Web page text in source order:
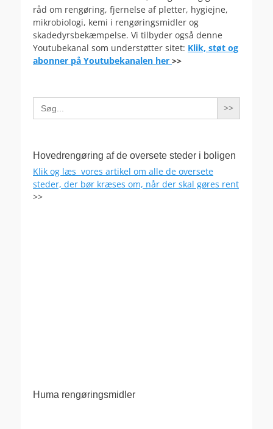
råd om rengøring, fjernelse af pletter, hygiejne,
mikrobiologi, kemi i rengøringsmidler og
skadedyrsbekæmpelse. Vi tilbyder også denne
Youtubekanal som understøtter sitet: Klik, støt og
abonner på Youtubekanalen her >>
Search
for:
Hovedrengøring af de oversete steder i boligen
Klik og læs vores artikel om alle de oversete
steder, der bør kræses om, når der skal gøres rent
>>
Huma rengøringsmidler